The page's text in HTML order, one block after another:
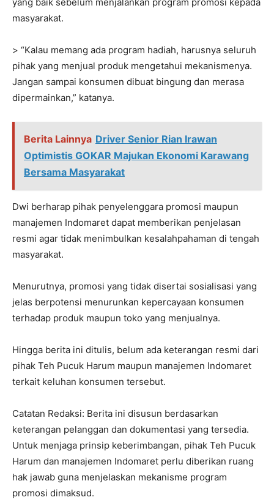
masyarakat.
> “Kalau memang ada program hadiah, harusnya seluruh
pihak yang menjual produk mengetahui mekanismenya.
Jangan sampai konsumen dibuat bingung dan merasa
dipermainkan,” katanya.
Berita Lainnya Driver Senior Rian Irawan
Optimistis GOKAR Majukan Ekonomi Karawang
Bersama Masyarakat
Dwi berharap pihak penyelenggara promosi maupun
manajemen Indomaret dapat memberikan penjelasan
resmi agar tidak menimbulkan kesalahpahaman di tengah
masyarakat.
Menurutnya, promosi yang tidak disertai sosialisasi yang
jelas berpotensi menurunkan kepercayaan konsumen
terhadap produk maupun toko yang menjualnya.
Hingga berita ini ditulis, belum ada keterangan resmi dari
pihak Teh Pucuk Harum maupun manajemen Indomaret
terkait keluhan konsumen tersebut.
Catatan Redaksi: Berita ini disusun berdasarkan
keterangan pelanggan dan dokumentasi yang tersedia.
Untuk menjaga prinsip keberimbangan, pihak Teh Pucuk
Harum dan manajemen Indomaret perlu diberikan ruang
hak jawab guna menjelaskan mekanisme program
promosi dimaksud.